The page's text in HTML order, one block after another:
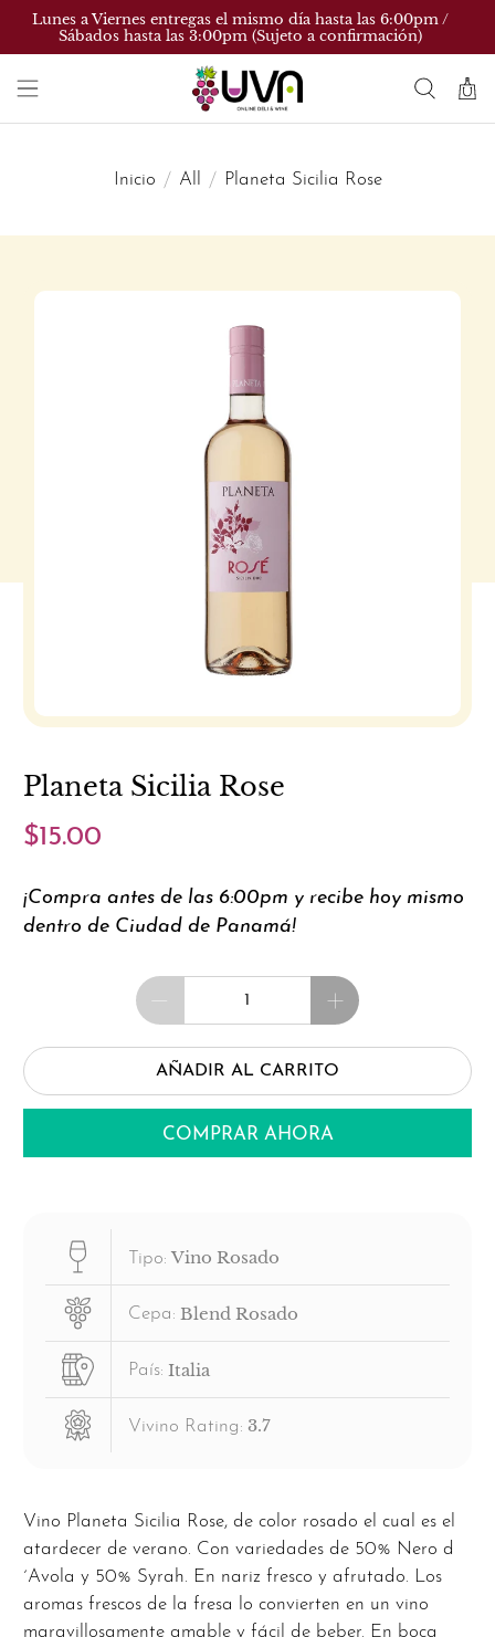
Lunes a Viernes entregas el mismo día hasta las 6:00pm /
Sábados hasta las 3:00pm (Sujeto a confirmación)
Inicio All Planeta Sicilia Rose
Planeta Sicilia Rose
$15.00
¡Compra antes de las 6:00pm y recibe hoy mismo
dentro de Ciudad de Panamá!
Cantidad
AÑADIR AL CARRITO
COMPRAR AHORA
Tipo: Vino Rosado
Cepa: Blend Rosado
País: Italia
Vivino Rating: 3.7
Vino Planeta Sicilia Rose, de color rosado el cual es el
atardecer de verano. Con variedades de 50% Nero d
´Avola y 50% Syrah. En nariz fresco y afrutado. Los
aromas frescos de la fresa lo convierten en un vino
maravillosamente amable y fácil de beber. En boca